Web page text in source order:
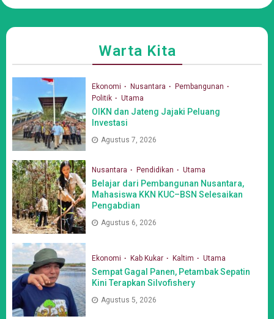
Warta Kita
Ekonomi Nusantara
Pembangunan
Politik
Utama
OIKN dan Jateng Jajaki Peluang
Investasi
Agustus 7, 2026
Nusantara Pendidikan Utama
Belajar dari Pembangunan Nusantara,
Mahasiswa KKN KUC–BSN Selesaikan
Pengabdian
Agustus 6, 2026
Ekonomi Kab Kukar Kaltim Utama
Sempat Gagal Panen, Petambak Sepatin
Kini Terapkan Silvofishery
Agustus 5, 2026